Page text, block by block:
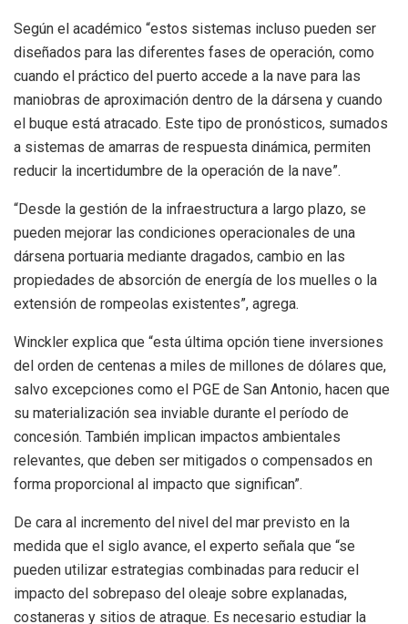
Según el académico “estos sistemas incluso pueden ser
diseñados para las diferentes fases de operación, como
cuando el práctico del puerto accede a la nave para las
maniobras de aproximación dentro de la dársena y cuando
el buque está atracado. Este tipo de pronósticos, sumados
a sistemas de amarras de respuesta dinámica, permiten
reducir la incertidumbre de la operación de la nave”.
“Desde la gestión de la infraestructura a largo plazo, se
pueden mejorar las condiciones operacionales de una
dársena portuaria mediante dragados, cambio en las
propiedades de absorción de energía de los muelles o la
extensión de rompeolas existentes”, agrega.
Winckler explica que “esta última opción tiene inversiones
del orden de centenas a miles de millones de dólares que,
salvo excepciones como el PGE de San Antonio, hacen que
su materialización sea inviable durante el período de
concesión. También implican impactos ambientales
relevantes, que deben ser mitigados o compensados en
forma proporcional al impacto que significan”.
De cara al incremento del nivel del mar previsto en la
medida que el siglo avance, el experto señala que “se
pueden utilizar estrategias combinadas para reducir el
impacto del sobrepaso del oleaje sobre explanadas,
costaneras y sitios de atraque. Es necesario estudiar la